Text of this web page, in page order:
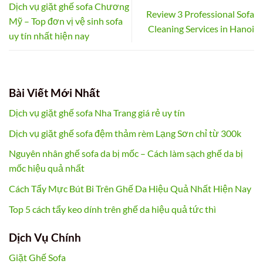
Dịch vụ giặt ghế sofa Chương
Mỹ – Top đơn vị vệ sinh sofa
uy tín nhất hiện nay
Review 3 Professional Sofa
Cleaning Services in Hanoi
Bài Viết Mới Nhất
Dịch vụ giặt ghế sofa Nha Trang giá rẻ uy tín
Dịch vụ giặt ghế sofa đệm thảm rèm Lạng Sơn chỉ từ 300k
Nguyên nhân ghế sofa da bị mốc – Cách làm sạch ghế da bị
mốc hiệu quả nhất
Cách Tẩy Mực Bút Bi Trên Ghế Da Hiệu Quả Nhất Hiện Nay
Top 5 cách tẩy keo dính trên ghế da hiệu quả tức thì
Dịch Vụ Chính
Giặt Ghế Sofa